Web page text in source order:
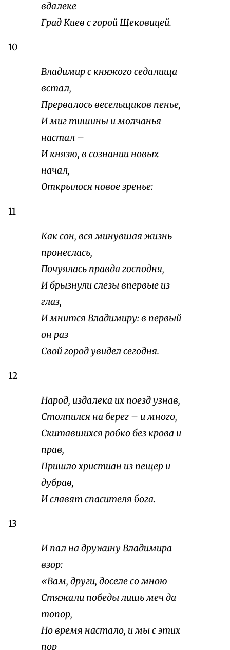
вдалеке
Град Киев с горой Щековицей.
10
Владимир с княжого седалища
встал,
Прервалось весельщиков пенье,
И миг тишины и молчанья
настал –
И князю, в сознании новых
начал,
Открылося новое зренье:
11
Как сон, вся минувшая жизнь
пронеслась,
Почуялась правда господня,
И брызнули слезы впервые из
глаз,
И мнится Владимиру: в первый
он раз
Свой город увидел сегодня.
12
Народ, издалека их поезд узнав,
Столпился на берег – и много,
Скитавшихся робко без крова и
прав,
Пришло христиан из пещер и
дубрав,
И славят спасителя бога.
13
И пал на дружину Владимира
взор:
«Вам, други, доселе со мною
Стяжали победы лишь меч да
топор,
Но время настало, и мы с этих
пор